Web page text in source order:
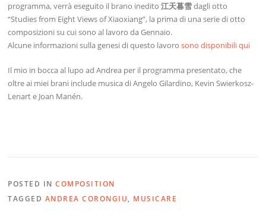
programma, verrà eseguito il brano inedito江天暮雪dagli otto
“Studies from Eight Views of Xiaoxiang”, la prima di una serie di otto
composizioni su cui sono al lavoro da Gennaio.
Alcune informazioni sulla genesi di questo lavorosono disponibili qui
Il mio in bocca al lupo ad Andrea per il programma presentato, che
oltre ai miei brani include musica di Angelo Gilardino, Kevin Swierkosz-
Lenart e Joan Manén.
POSTED INCOMPOSITION
TAGGED ANDREA CORONGIU, MUSICARE